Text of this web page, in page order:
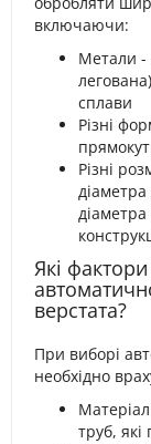
включаючи:
Метали -
сплави
Різні
Різні
діаметра
діаметра
Які
верстата?
При виборі
необхідно
труб, які